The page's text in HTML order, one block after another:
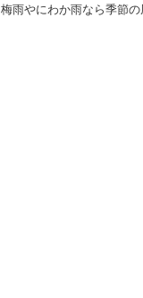
梅雨やにわか雨なら季節